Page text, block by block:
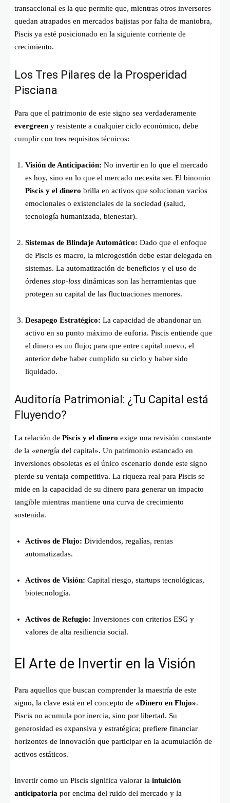
transaccional es la que permite que, mientras otros inversores
quedan atrapados en mercados bajistas por falta de maniobra,
Piscis ya esté posicionado en la siguiente corriente de
crecimiento.
Los Tres Pilares de la Prosperidad
Pisciana
Para que el patrimonio de este signo sea verdaderamente
evergreen y resistente a cualquier ciclo económico, debe
cumplir con tres requisitos técnicos:
Visión de Anticipación: No invertir en lo que el mercado
es hoy, sino en lo que el mercado necesita ser. El binomio
Piscis y el dinero brilla en activos que solucionan vacíos
emocionales o existenciales de la sociedad (salud,
tecnología humanizada, bienestar).
Sistemas de Blindaje Automático: Dado que el enfoque
de Piscis es macro, la microgestión debe estar delegada en
sistemas. La automatización de beneficios y el uso de
órdenes stop-loss dinámicas son las herramientas que
protegen su capital de las fluctuaciones menores.
Desapego Estratégico: La capacidad de abandonar un
activo en su punto máximo de euforia. Piscis entiende que
el dinero es un flujo; para que entre capital nuevo, el
anterior debe haber cumplido su ciclo y haber sido
liquidado.
Auditoría Patrimonial: ¿Tu Capital está
Fluyendo?
La relación de Piscis y el dinero exige una revisión constante
de la «energía del capital». Un patrimonio estancado en
inversiones obsoletas es el único escenario donde este signo
pierde su ventaja competitiva. La riqueza real para Piscis se
mide en la capacidad de su dinero para generar un impacto
tangible mientras mantiene una curva de crecimiento
sostenida.
Activos de Flujo: Dividendos, regalías, rentas
automatizadas.
Activos de Visión: Capital riesgo, startups tecnológicas,
biotecnología.
Activos de Refugio: Inversiones con criterios ESG y
valores de alta resiliencia social.
El Arte de Invertir en la Visión
Para aquellos que buscan comprender la maestría de este
signo, la clave está en el concepto de «Dinero en Flujo».
Piscis no acumula por inercia, sino por libertad. Su
generosidad es expansiva y estratégica; prefiere financiar
horizontes de innovación que participar en la acumulación de
activos estáticos.
Invertir como un Piscis significa valorar la intuición
anticipatoria por encima del ruido del mercado y la